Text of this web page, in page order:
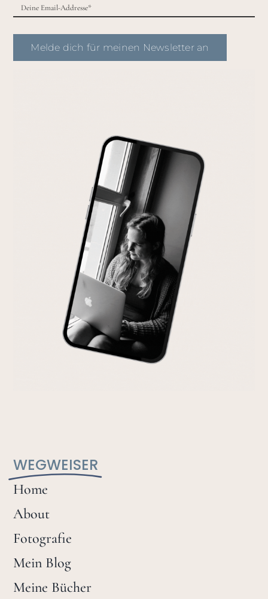
WEGWEISER
Home
About
Fotografie
Mein Blog
Meine Bücher
Melde dich für meinen Newsletter an